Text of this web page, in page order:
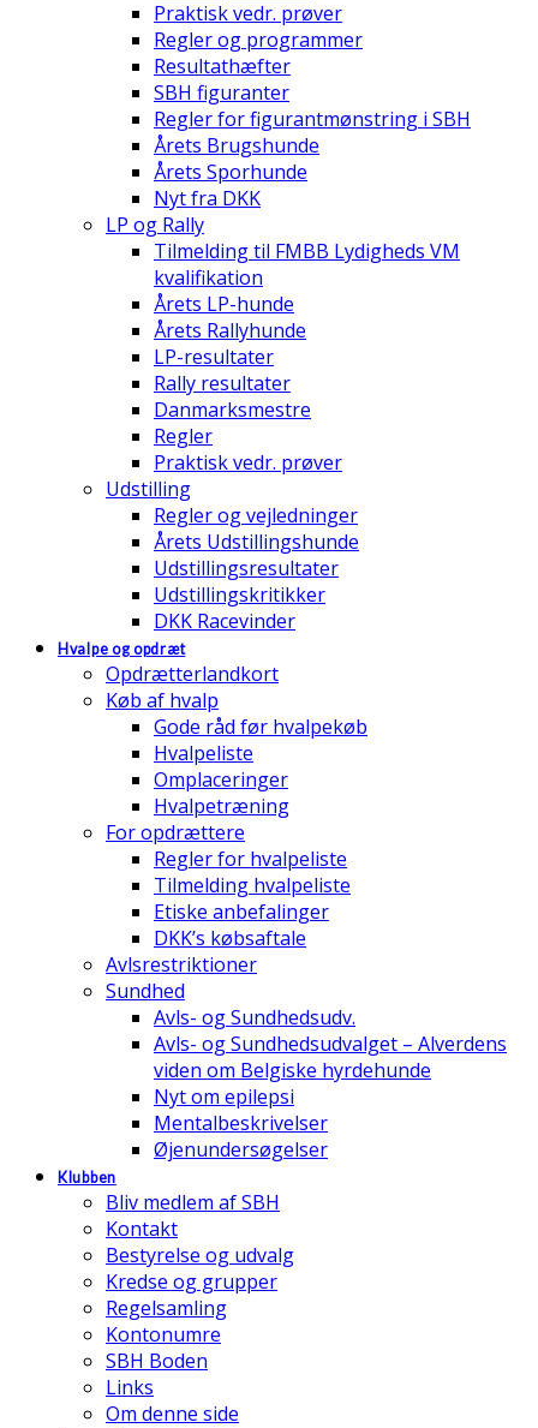
Praktisk vedr. prøver
Regler og programmer
Resultathæfter
SBH figuranter
Regler for figurantmønstring i SBH
Årets Brugshunde
Årets Sporhunde
Nyt fra DKK
LP og Rally
Tilmelding til FMBB Lydigheds VM
kvalifikation
Årets LP-hunde
Årets Rallyhunde
LP-resultater
Rally resultater
Danmarksmestre
Regler
Praktisk vedr. prøver
Udstilling
Regler og vejledninger
Årets Udstillingshunde
Udstillingsresultater
Udstillingskritikker
DKK Racevinder
Hvalpe og opdræt
Opdrætterlandkort
Køb af hvalp
Gode råd før hvalpekøb
Hvalpeliste
Omplaceringer
Hvalpetræning
For opdrættere
Regler for hvalpeliste
Tilmelding hvalpeliste
Etiske anbefalinger
DKK’s købsaftale
Avlsrestriktioner
Sundhed
Avls- og Sundhedsudv.
Avls- og Sundhedsudvalget – Alverdens
viden om Belgiske hyrdehunde
Nyt om epilepsi
Mentalbeskrivelser
Øjenundersøgelser
Klubben
Bliv medlem af SBH
Kontakt
Bestyrelse og udvalg
Kredse og grupper
Regelsamling
Kontonumre
SBH Boden
Links
Om denne side